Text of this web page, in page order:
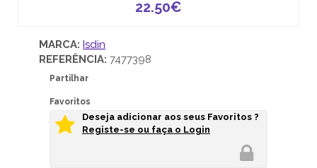
22.50€
MARCA: Isdin
REFERÊNCIA: 7477398
Partilhar
Favoritos
Deseja adicionar aos seus Favoritos ?
Registe-se ou faça o Login